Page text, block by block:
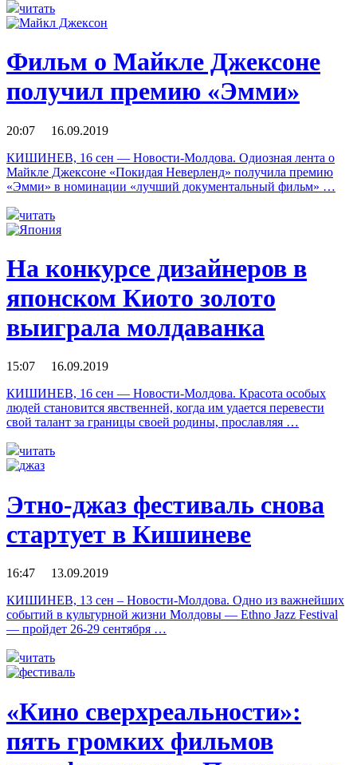
читать
Фильм о Майкле Джексоне
получил премию «Эмми»
20:07 16.09.2019
КИШИНЕВ, 16 сен — Новости-Молдова. Одиозная лента о
Майкле Джексоне «Покидая Неверленд» получила премию
«Эмми» в номинации «лучший документальный фильм» …
читать
На конкурсе дизайнеров в
японском Киото золото
выиграла молдаванка
15:07 16.09.2019
КИШИНЕВ, 16 сен — Новости-Молдова. Красота особых
людей становится явственней, когда им удается перевести
свой талант за границы своей родины, прославляя …
читать
Этно-джаз фестиваль снова
стартует в Кишиневе
16:47 13.09.2019
КИШИНЕВ, 13 сен – Новости-Молдова. Одно из важнейших
событий в культурной жизни Молдовы — Ethno Jazz Festival
— пройдет 26-29 сентября …
читать
«Кино сверхреальности»:
пять громких фильмов